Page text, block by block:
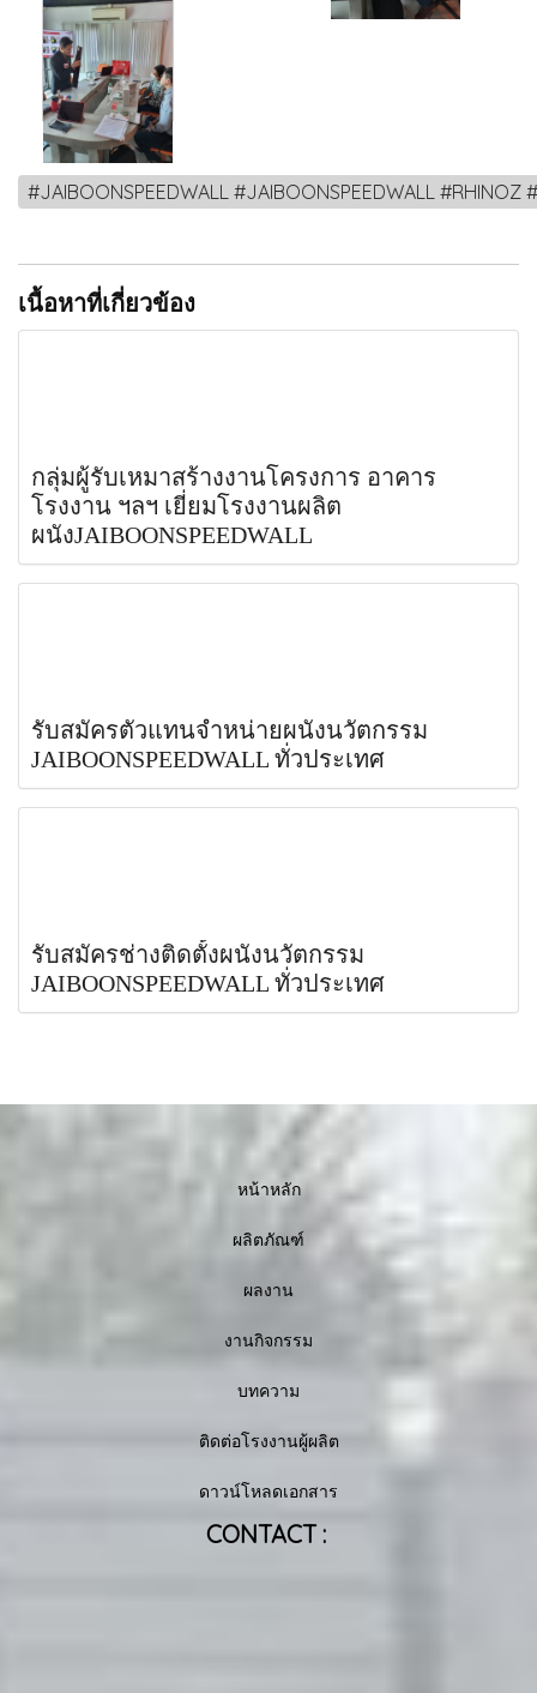
#JAIBOONSPEEDWALL #JAIBOONSPEEDWALL
เนื้อหาที่เกี่ยวข้อง
กลุ่มผู้รับเหมาสร้างงานโครงการ อาคาร
โรงงาน ฯลฯ เยี่ยมโรงงานผลิต
ผนังJAIBOONSPEEDWALL
รับสมัครตัวแทนจำหน่ายผนังนวัตกรรม
JAIBOONSPEEDWALL ทั่วประเทศ
รับสมัครช่างติดตั้งผนังนวัตกรรม
JAIBOONSPEEDWALL ทั่วประเทศ
หน้าหลัก
ผลิตภัณฑ์
ผลงาน
งานกิจกรรม
บทความ
ติดต่อโรงงานผู้ผลิต
ดาวน์โหลดเอกสาร
CONTACT :